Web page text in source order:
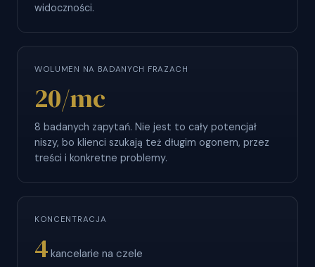
widoczności.
WOLUMEN NA BADANYCH FRAZACH
20/mc
8 badanych zapytań. Nie jest to cały potencjał
niszy, bo klienci szukają też długim ogonem, przez
treści i konkretne problemy.
KONCENTRACJA
4 kancelarie na czele